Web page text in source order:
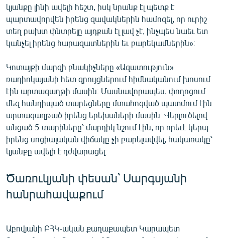
կյանքը լինի ավելի հեշտ, իսկ նրանք էլ պետք է
պարտավորվեն իրենց զավակներին համոզել, որ ուրիշ
տեղ բախտ փնտրելը այդքան էլ լավ չէ, ինչպես նաեւ ետ
կանչել իրենց հարազատներին եւ բարեկամներին»։
Կոտայքի մարզի բնակիչները «Ազատություն»
ռադիոկայանի հետ զրույցներում հիմնականում խոսում
էին արտագաղթի մասին։ Մասնավորապես, փողոցում
մեզ հանդիպած տարեցները մտահոգված պատմում էին
արտագաղթած իրենց երեխաների մասին։ Վերլուծելով
անցած 5 տարիները՝ մարդիկ նշում էին, որ որեւէ կերպ
իրենց սոցիալական վիճակը չի բարելավվել, հակառակը՝
կյանքը ավելի է դժվարացել։
Ծառուկյանի փեսան՝ Սարգսյանի
հանրահավաքում
Աբովյանի ԲՀԿ-ական քաղաքապետ Կարապետ